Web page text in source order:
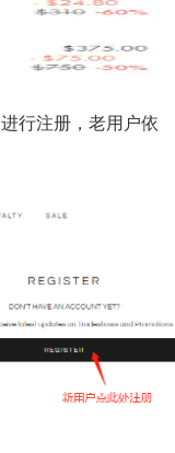
行注册，老用户依